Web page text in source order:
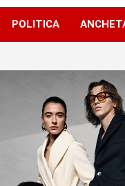
POLITICA